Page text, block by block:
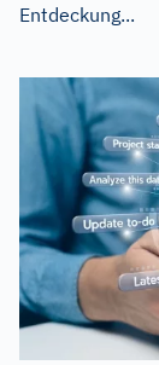
Entdeckung...